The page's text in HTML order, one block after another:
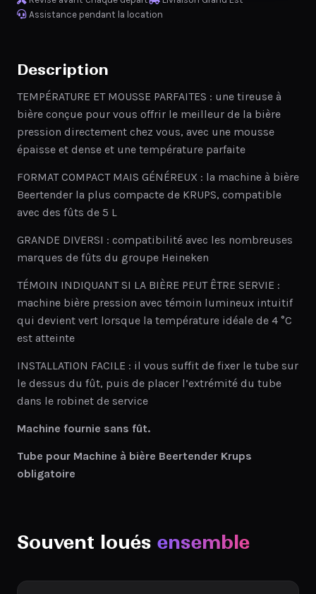
Assistance pendant la location
Description
TEMPÉRATURE ET MOUSSE PARFAITES : une tireuse à
bière conçue pour vous offrir le meilleur de la bière
pression directement chez vous, avec une mousse
épaisse et dense et une température parfaite
FORMAT COMPACT MAIS GÉNÉREUX : la machine à bière
Beertender la plus compacte de KRUPS, compatible
avec des fûts de 5 L
GRANDE DIVERSI : compatibilité avec les nombreuses
marques de fûts du groupe Heineken
TÉMOIN INDIQUANT SI LA BIÈRE PEUT ÊTRE SERVIE :
machine bière pression avec témoin lumineux intuitif
qui devient vert lorsque la température idéale de 4 °C
est atteinte
INSTALLATION FACILE : il vous suffit de fixer le tube sur
le dessus du fût, puis de placer l’extrémité du tube
dans le robinet de service
Machine fournie sans fût.
Tube pour Machine à bière Beertender Krups
obligatoire
Souvent loués ensemble